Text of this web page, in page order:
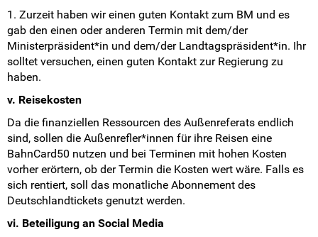
1. Zurzeit haben wir einen guten Kontakt zum BM und es
gab den einen oder anderen Termin mit dem/der
Ministerpräsident*in und dem/der Landtagspräsident*in. Ihr
solltet versuchen, einen guten Kontakt zur Regierung zu
haben.
v. Reisekosten
Da die finanziellen Ressourcen des Außenreferats endlich
sind, sollen die Außenrefler*innen für ihre Reisen eine
BahnCard50 nutzen und bei Terminen mit hohen Kosten
vorher erörtern, ob der Termin die Kosten wert wäre. Falls es
sich rentiert, soll das monatliche Abonnement des
Deutschlandtickets genutzt werden.
vi. Beteiligung an Social Media